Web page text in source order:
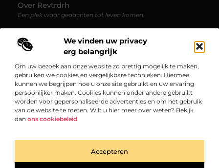
We vinden uw privacy
erg belangrijk
Om uw bezoek aan onze website zo prettig mogelijk te maken,
gebruiken we cookies en vergelijkbare technieken. Hiermee
kunnen we begrijpen hoe u onze site gebruikt en uw ervaring
persoonlijker maken. Cookies kunnen onder andere gebruikt
worden voor gepersonaliseerde advertenties en om het gebruik
van de website te meten. Wilt u hier meer over weten? Bekijk
dan ons cookiebeleid.
Accepteren
Over Revtrdrh
Een plek waar gedachten tot leven komen.
frisse inzichten, persoonlijke reflecties en originele
invalshoeken. Ontdek content die verrast, inspireert en aan
Onze informatie
Bericht categorie